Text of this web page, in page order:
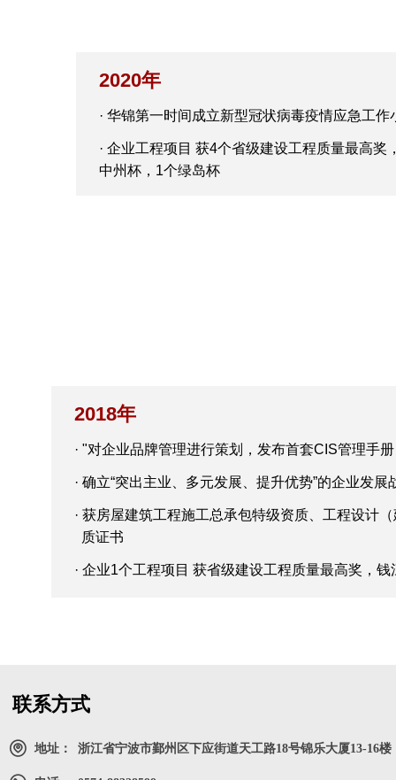
· 华锦第一时间成立新型冠状病毒疫情应急工作
· 企业工程项目 获4个省级建设工程质量最高
中州杯，1个绿岛杯
2020年
· "对企业品牌管理进行策划，发布首套CIS管理手册
· 确立“突出主业、多元发展、提升优势”的企业发展
· 获房屋建筑工程施工总承包特级资质、工程设计
质证书
· 企业1个工程项目 获省级建设工程质量最高奖，钱
2018年
地址： 浙江省宁波市鄞州区下应街道天工路18号锦乐大厦13-16楼
联系方式